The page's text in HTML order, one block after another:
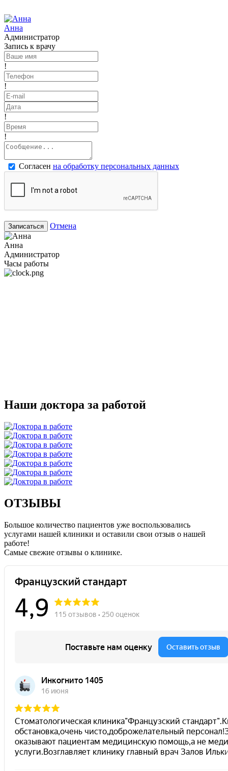
Анна
Администратор
Запись к врачу
!
!
!
!
Согласен на обработку персональных данных
Записаться Отмена
Анна
Администратор
Часы работы
Наши доктора за работой
ОТЗЫВЫ
Большое количество пациентов уже воспользовались
услугами нашей клиники и оставили свои отзыв о нашей
работе!
Caмые свежие отзывы о клинике.